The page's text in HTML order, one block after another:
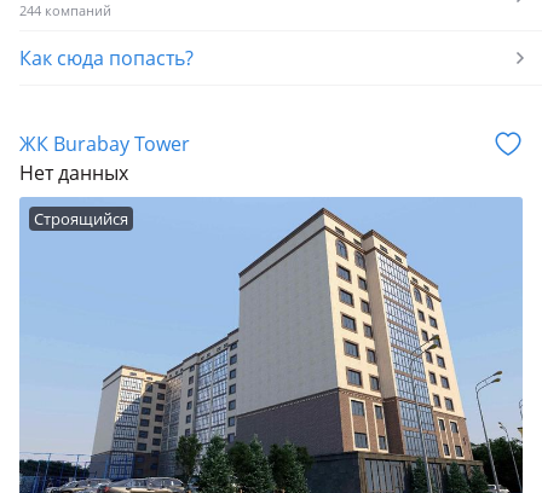
244 компаний
Как сюда попасть?
ЖК Burabay Tower
Нет данных
Строящийся